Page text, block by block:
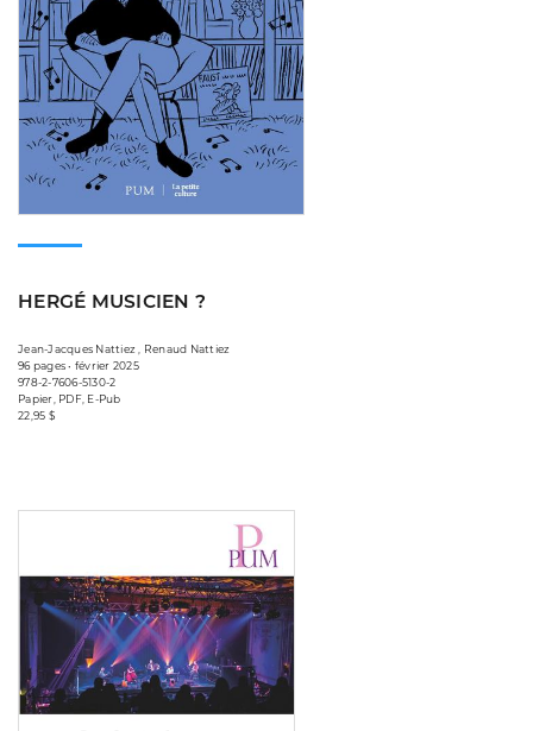
HERGÉ MUSICIEN ?
Jean-Jacques Nattiez , Renaud Nattiez
96 pages • février 2025
978-2-7606-5130-2
Papier, PDF, E-Pub
22,95 $